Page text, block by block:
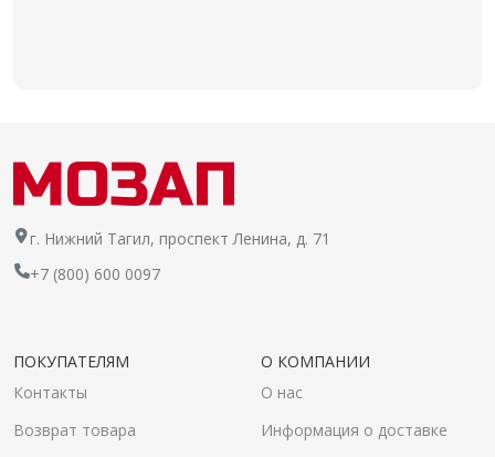
г. Нижний Тагил, проспект Ленина, д. 71
+7 (800) 600 0097
ПОКУПАТЕЛЯМ
Контакты
Возврат товара
О КОМПАНИИ
О нас
Информация о доставке